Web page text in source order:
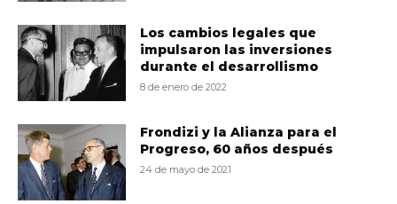
Los cambios legales que
impulsaron las inversiones
durante el desarrollismo
8 de enero de 2022
Frondizi y la Alianza para el
Progreso, 60 años después
24 de mayo de 2021